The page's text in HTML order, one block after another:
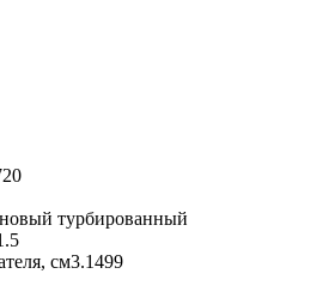
турбированный
см3.1499